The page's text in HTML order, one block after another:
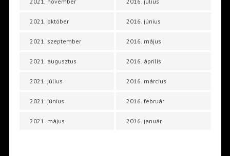
2021. október
2021. szeptember
2021. augusztus
2021. július
2021. június
2021. május
2016. június
2016. május
2016. április
2016. március
2016. február
2016. január